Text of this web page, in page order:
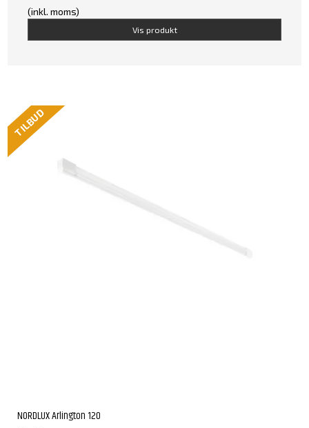
(inkl. moms)
Vis produkt
TILBUD
NORDLUX Arlington 120